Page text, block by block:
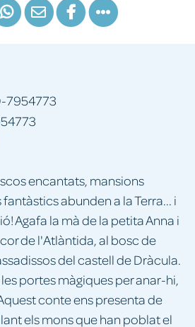
encantats, mansions
abunden a la Terra... i
Agafa la mà de la petita Anna i
de l'Atlàntida, al bosc de
del castell de Dràcula.
portes màgiques per anar-hi,
conte ens presenta de
els mons que han poblat el
7954773